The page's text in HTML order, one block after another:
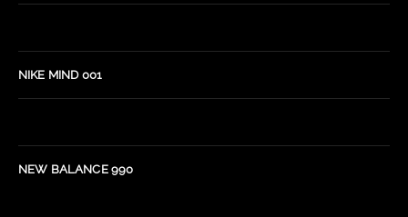
NIKE MIND 001
NEW BALANCE 990